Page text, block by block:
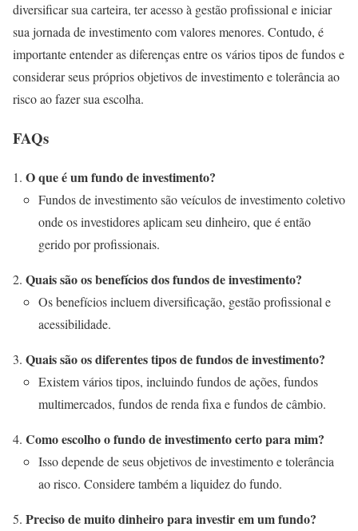
diversificar sua carteira, ter acesso à gestão profissional e iniciar
sua jornada de investimento com valores menores. Contudo, é
importante entender as diferenças entre os vários tipos de fundos e
considerar seus próprios objetivos de investimento e tolerância ao
risco ao fazer sua escolha.
FAQs
O que é um fundo de investimento?
Fundos de investimento são veículos de investimento coletivo
onde os investidores aplicam seu dinheiro, que é então
gerido por profissionais.
Quais são os benefícios dos fundos de investimento?
Os benefícios incluem diversificação, gestão profissional e
acessibilidade.
Quais são os diferentes tipos de fundos de investimento?
Existem vários tipos, incluindo fundos de ações, fundos
multimercados, fundos de renda fixa e fundos de câmbio.
Como escolho o fundo de investimento certo para mim?
Isso depende de seus objetivos de investimento e tolerância
ao risco. Considere também a liquidez do fundo.
Preciso de muito dinheiro para investir em um fundo?